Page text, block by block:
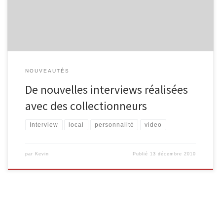
NOUVEAUTÉS
De nouvelles interviews réalisées
avec des collectionneurs
Interview local personnalité video
par Kevin Publié 13 décembre 2010